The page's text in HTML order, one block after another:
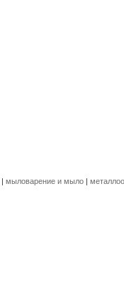
| мыловарение и мыло |